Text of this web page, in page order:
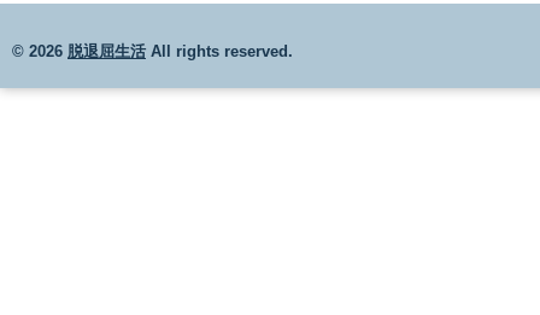
© 2026 脱退屈生活 All rights reserved.